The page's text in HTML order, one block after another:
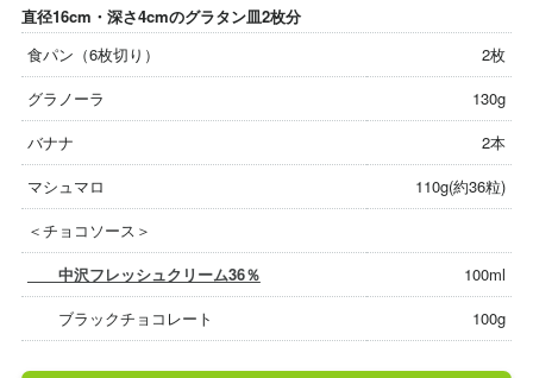
直径16cm・深さ4cmのグラタン皿2枚分
食パン（6枚切り）
2枚
グラノーラ
130g
バナナ
2本
マシュマロ
110g(約36粒)
＜チョコソース＞
中沢フレッシュクリーム36％
100ml
ブラックチョコレート
100g